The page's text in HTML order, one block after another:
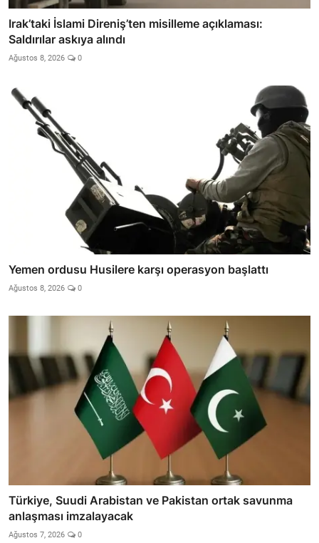
Irak’taki İslami Direniş’ten misilleme açıklaması:
Saldırılar askıya alındı
Ağustos 8, 2026 0
Yemen ordusu Husilere karşı operasyon başlattı
Ağustos 8, 2026 0
Türkiye, Suudi Arabistan ve Pakistan ortak savunma
anlaşması imzalayacak
Ağustos 7, 2026 0